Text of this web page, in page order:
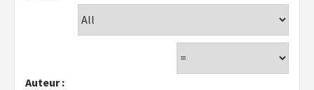
Auteur :